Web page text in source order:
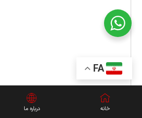
خانه درباره ما
FA